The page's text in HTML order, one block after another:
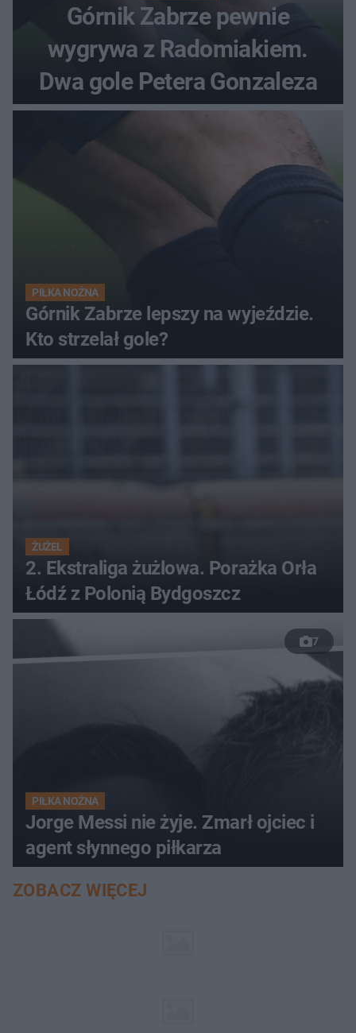
Górnik Zabrze pewnie
wygrywa z Radomiakiem.
Dwa gole Petera Gonzaleza
PIŁKA NOŻNA
Górnik Zabrze lepszy na wyjeździe.
Kto strzelał gole?
ŻUŻEL
2. Ekstraliga żużlowa. Porażka Orła
Łódź z Polonią Bydgoszcz
7
PIŁKA NOŻNA
Jorge Messi nie żyje. Zmarł ojciec i
agent słynnego piłkarza
ZOBACZ WIĘCEJ